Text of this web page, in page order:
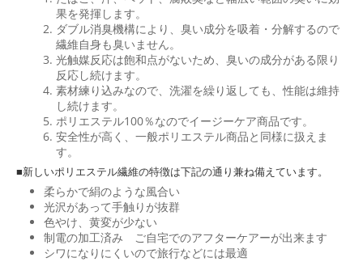
果を発揮します。
ダブル消臭機構により、臭い成分を吸着・分解するので
繊維自身も臭いません。
光触媒反応は飽和点がないため、臭いの成分がある限り
反応し続けます。
素材練り込みなので、洗濯を繰り返しても、性能は維持
し続けます。
ポリエステル100％なのでイージーケア商品です。
安全性が高く、一般ポリエステル商品と同様に扱えま
す。
■新しいポリエステル繊維の特徴は下記の通り兼ね備えています。
柔らかで絹のような風合い
光沢があって手触りが抜群
色やけ、黄変が少ない
制電の加工済み ご自宅でのアフターケアーが出来ます
シワになりにくいので旅行などには最適